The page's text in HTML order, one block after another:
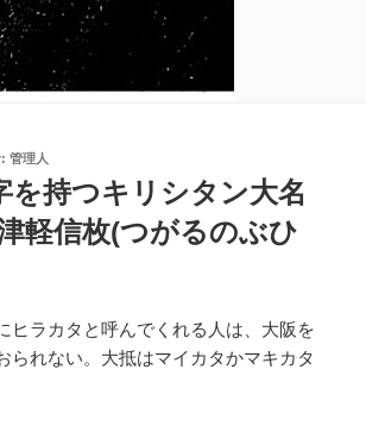
管理人
を持つキリシタン大名
軽信枚(つがるのぶひ
ヒラカタと呼んでくれる人は、大阪を
られない。大抵はマイカタかマキカタ